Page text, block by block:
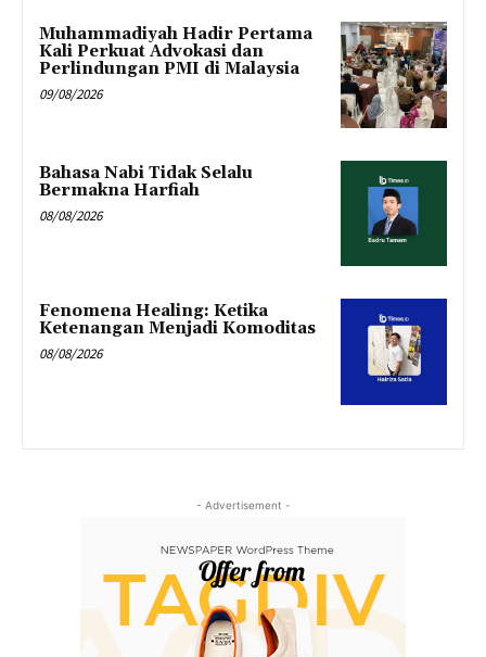
Muhammadiyah Hadir Pertama
Kali Perkuat Advokasi dan
Perlindungan PMI di Malaysia
09/08/2026
Bahasa Nabi Tidak Selalu
Bermakna Harfiah
08/08/2026
Fenomena Healing: Ketika
Ketenangan Menjadi Komoditas
08/08/2026
- Advertisement -